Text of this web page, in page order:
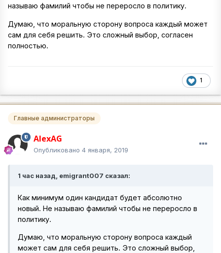
называю фамилий чтобы не переросло в политику.
Думаю, что моральную сторону вопроса каждый может
сам для себя решить. Это сложный выбор, согласен
полностью.
1
Главные администраторы
AlexAG
Опубликовано 4 января, 2019
1 час назад, emigrant007 сказал:
Как минимум один кандидат будет абсолютно
новый. Не называю фамилий чтобы не переросло в
политику.
Думаю, что моральную сторону вопроса каждый
может сам для себя решить. Это сложный выбор,